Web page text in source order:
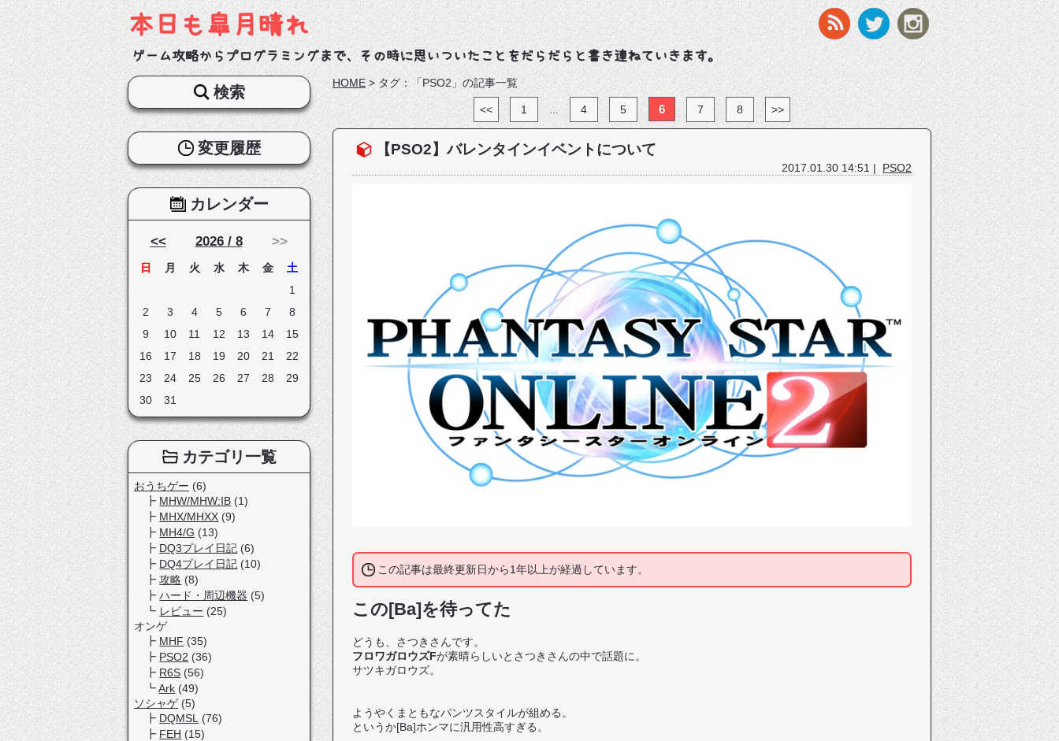
本日も皐月晴れ
ゲーム攻略からプログラミングまで、その時に思いついたことをだらだらと書き連ねていきます。
HOME > タグ：「PSO2」の記事一覧
<< 1 4 5 6 7 8 >>
【PSO2】バレンタインイベントについて
2017.01.30 14:51 | PSO2
この記事は最終更新日から1年以上が経過しています。
この[Ba]を待ってた
どうも、さつきさんです。
フロワガロウズFが素晴らしいとさつきさんの中で話題に。
サツキガロウズ。
ようやくまともなパンツスタイルが組める。
というか[Ba]ホンマに汎用性高すぎる。
検索
変更履歴
カレンダー
<< 2026 / 8 >>
日 月 火 水 木 金
土
1
2
3 4 5 6 7
8
9
10 11 12 13 14
15
16
17 18 19 20 21
22
23
24 25 26 27 28
29
30
31
カテゴリ一覧
おうちゲー (6)
MHW/MHW:IB (1)
MHX/MHXX (9)
MH4/G (13)
DQ3プレイ日記 (6)
DQ4プレイ日記 (10)
攻略 (8)
ハード・周辺機器 (5)
レビュー (25)
オンゲ
MHF (35)
PSO2 (36)
R6S (56)
Ark (49)
ソシャゲ(5)
DQMSL
(76)
FEH (15)